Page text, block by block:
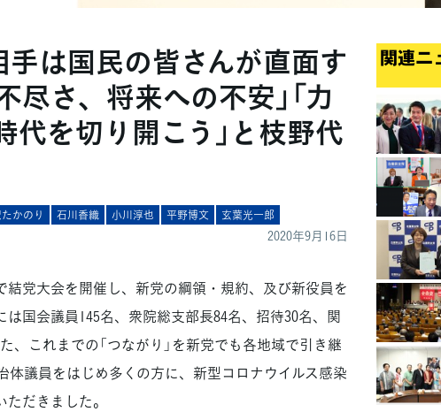
手は国民の皆さんが直面す
さ、将来への不安」「力
代を切り開こう」と枝野代
かのり 石川香織 小川淳也 平野博文 玄葉光一郎
2020年9月16日
党大会を開催し、新党の綱領・規約、及び新役員を
国会議員145名、衆院総支部長84名、招待30名、関
、これまでの「つながり」を新党でも各地域で引き継
体議員をはじめ多くの方に、新型コロナウイルス感染
だきました。
関連ニ